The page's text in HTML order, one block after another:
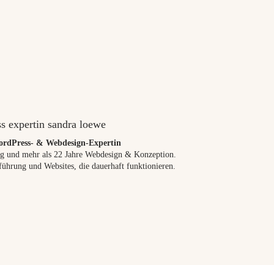
& Webdesign-Expertin
und mehr als 22 Jahre Webdesign & Konzeption.
und Websites, die dauerhaft funktionieren.